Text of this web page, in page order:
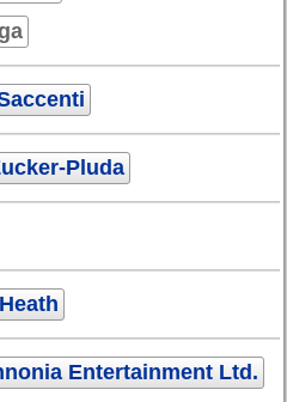
Pluda
Entertainment Ltd.